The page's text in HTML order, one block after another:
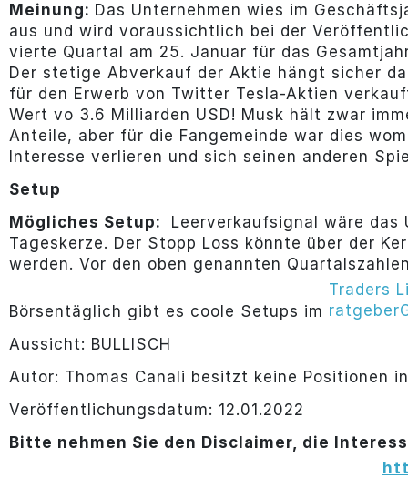
Meinung: Das Unternehmen wies im
aus und wird voraussichtlich bei der
vierte Quartal am 25. Januar für das
Der stetige Abverkauf der Aktie hängt sicher
für den Erwerb von Twitter Tesla-Aktien
Wert vo 3.6 Milliarden USD! Musk hält zwar
Anteile, aber für die Fangemeinde war dies
Interesse verlieren und sich seinen anderen
Setup
Mögliches Setup:
Leerverkaufsignal wäre
Tageskerze. Der Stopp Loss könnte über der
werden. Vor den oben genannten
Börsentäglich gibt es coole Setups im
Traders
Aussicht: BULLISCH
Autor: Thomas Canali besitzt keine Positionen
Veröffentlichungsdatum: 12.01.2022
Bitte nehmen Sie den Disclaimer, die